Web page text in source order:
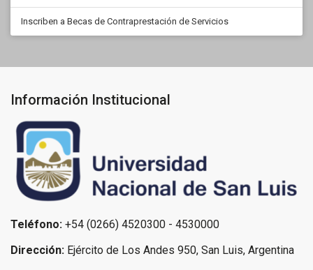
Inscriben a Becas de Contraprestación de Servicios
Información Institucional
Teléfono: +54 (0266) 4520300 - 4530000
Dirección: Ejército de Los Andes 950, San Luis, Argentina